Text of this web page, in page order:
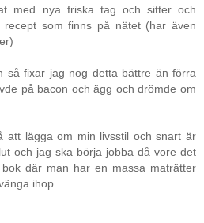
med nya friska tag och sitter och
recept som finns på nätet (har även
så fixar jag nog detta bättre än förra
på bacon och ägg och drömde om
att lägga om min livsstil och snart är
och jag ska börja jobba då vore det
där man har en massa maträtter
ihop.